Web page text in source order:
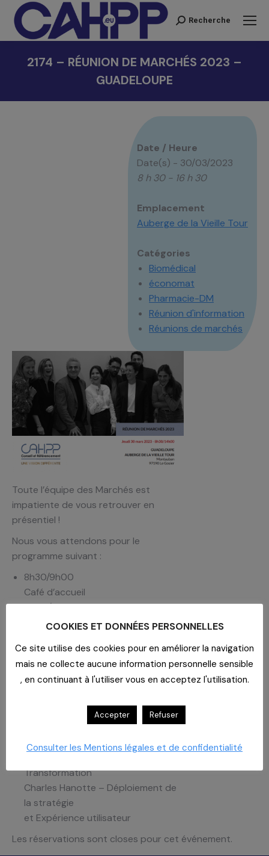
Recherche
Recherche
2174 – RÉUNION DE MARCHÉS 2023 –
GUADELOUPE
Date / Heure
Date(s) - 30/03/2023
8 h 30 - 16 h 30
Emplacement
Auberge de la Vieille Tour
Catégories
Biomédical
économat
Pharmacie-DM
Réunion d'information
Réunions de marchés
Toute l’équipe des Marchés est
impatiente de vous retrouver en
présentiel !
Nous vous attendons pour le
programme suivant :
8h30/9h00
Café d’accueil
9h00/12h30
Réunion de travail
mi-période de marché (2022 –
2024)
Marché Hygiène 2023 – 2026
Déjeuner offert
14h00/16h30
Transformation
Charles Hanotte – Déploiement de
la stratégie
et Expérience utilisateur
Les réservations sont closes pour cet événement.
COOKIES ET DONNÉES PERSONNELLES
Ce site utilise des cookies pour en améliorer la navigation
mais ne collecte aucune information personnelle sensible
, en continuant à l'utiliser vous en acceptez l'utilisation.
Accepter Refuser
Consulter les Mentions légales et de confidentialité